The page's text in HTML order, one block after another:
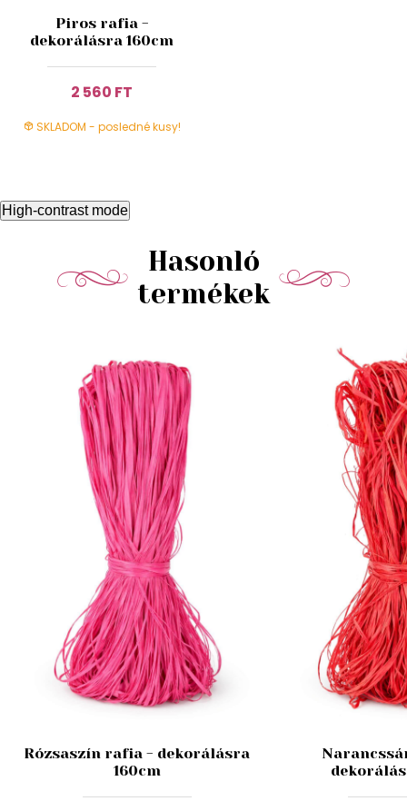
Piros rafia -
dekorálásra 160cm
2 560 FT
SKLADOM - posledné kusy!
High-contrast mode
Hasonló
termékek
Rózsaszín rafia - dekorálásra
160cm